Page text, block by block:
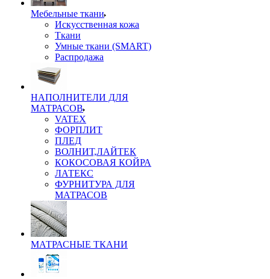
Мебельные ткани
Искусственная кожа
Ткани
Умные ткани (SMART)
Распродажа
НАПОЛНИТЕЛИ ДЛЯ
МАТРАСОВ
VATEX
ФОРПЛИТ
ПЛЕД
ВОЛНИТ,ЛАЙТЕК
КОКОСОВАЯ КОЙРА
ЛАТЕКС
ФУРНИТУРА ДЛЯ
МАТРАСОВ
МАТРАСНЫЕ ТКАНИ